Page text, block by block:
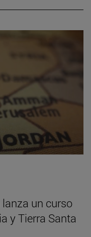
un curso
y Tierra Santa